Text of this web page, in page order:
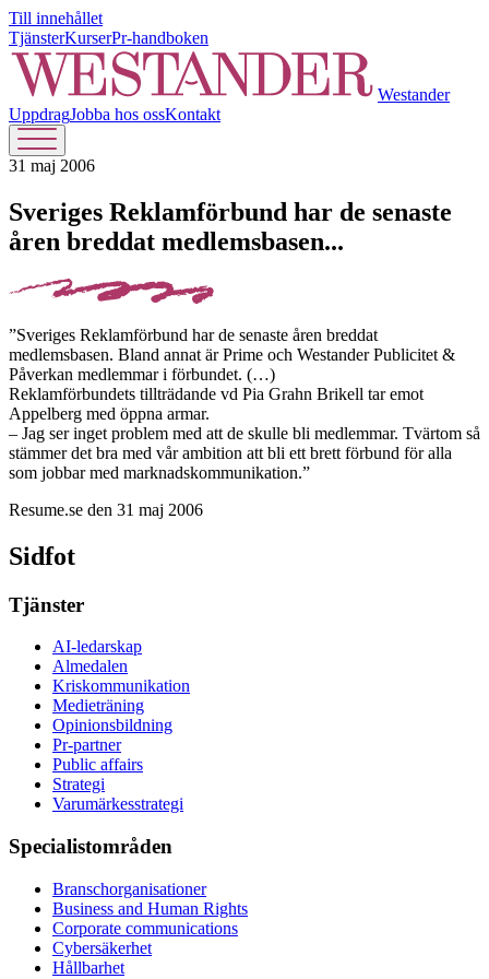
Till innehållet
TjänsterKurserPr-handboken
Westander
UppdragJobba hos ossKontakt
31 maj 2006
Sveriges Reklamförbund har de senaste
åren breddat medlemsbasen...
”Sveriges Reklamförbund har de senaste åren breddat
medlemsbasen. Bland annat är Prime och Westander Publicitet &
Påverkan medlemmar i förbundet. (…)
Reklamförbundets tillträdande vd Pia Grahn Brikell tar emot
Appelberg med öppna armar.
– Jag ser inget problem med att de skulle bli medlemmar. Tvärtom så
stämmer det bra med vår ambition att bli ett brett förbund för alla
som jobbar med marknadskommunikation.”
Resume.se den 31 maj 2006
Sidfot
Tjänster
AI-ledarskap
Almedalen
Kris­kommunikation
Medieträning
Opinionsbildning
Pr-partner
Public affairs
Strategi
Varumärkesstrategi
Specialistområden
Branschorganisationer
Business and Human Rights
Corporate communications
Cybersäkerhet
Hållbarhet